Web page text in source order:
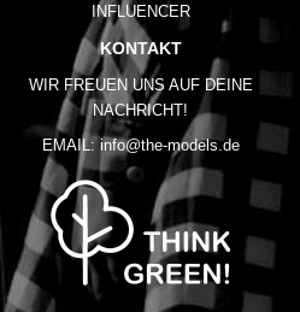
INFLUENCER
KONTAKT
WIR FREUEN UNS AUF DEINE
NACHRICHT!
EMAIL: info@the-models.de